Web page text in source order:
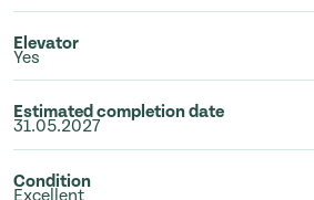
Elevator
Yes
Estimated completion date
31.05.2027
Condition
Excellent